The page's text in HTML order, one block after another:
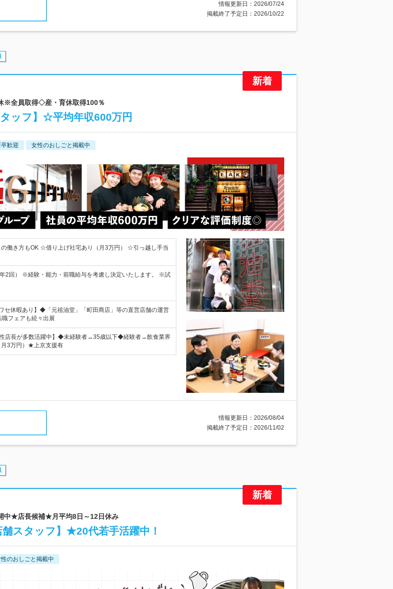
情報更新日：2026/07/24
掲載終了予定日：2026/10/22
※全員取得◇産・育休取得100％
ッフ】☆平均年収600万円
歓迎 女性のおしごと掲載中
働き方もOK ☆借り上げ社宅あり（月3万円） ☆引っ越し手当
2回） ※経験・能力・前職給与を考慮し決定いたします。 ※試
セ休暇あり】◆「元祖油堂」「町田商店」等の直営店舗の運営
フェアも続々出展
性店長が多数活躍中】◆未経験者→35歳以下◆経験者→飲食業界
3万円）★上京支援有
情報更新日：2026/08/04
掲載終了予定日：2026/11/02
中★店長候補★月平均8日～12日休み
スタッフ】★20代若手活躍中！
のおしごと掲載中